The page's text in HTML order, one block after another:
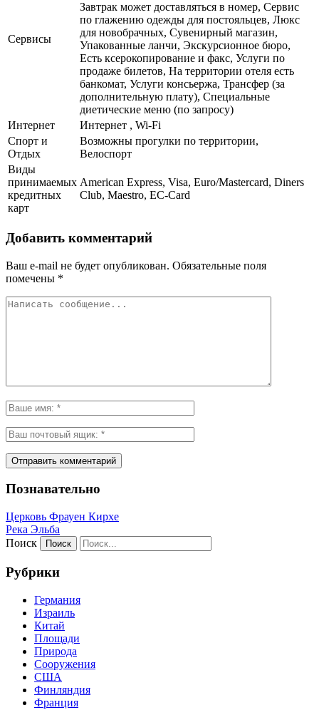
Сервисы
Завтрак может доставляться в номер, Сервис
по глажению одежды для постояльцев, Люкс
для новобрачных, Сувенирный магазин,
Упакованные ланчи, Экскурсионное бюро,
Есть ксерокопирование и факс, Услуги по
продаже билетов, На территории отеля есть
банкомат, Услуги консьержа, Трансфер (за
дополнительную плату), Специальные
диетические меню (по запросу)
Интернет
Интернет , Wi-Fi
Спорт и
Отдых
Возможны прогулки по территории,
Велоспорт
Виды
принимаемых
кредитных
карт
American Express, Visa, Euro/Mastercard, Diners
Club, Maestro, EC-Card
Добавить комментарий
Ваш e-mail не будет опубликован. Обязательные поля
помечены *
Познавательно
Церковь Фрауен Кирхе
Река Эльба
Поиск
Рубрики
Германия
Израиль
Китай
Площади
Природа
Сооружения
США
Финляндия
Франция